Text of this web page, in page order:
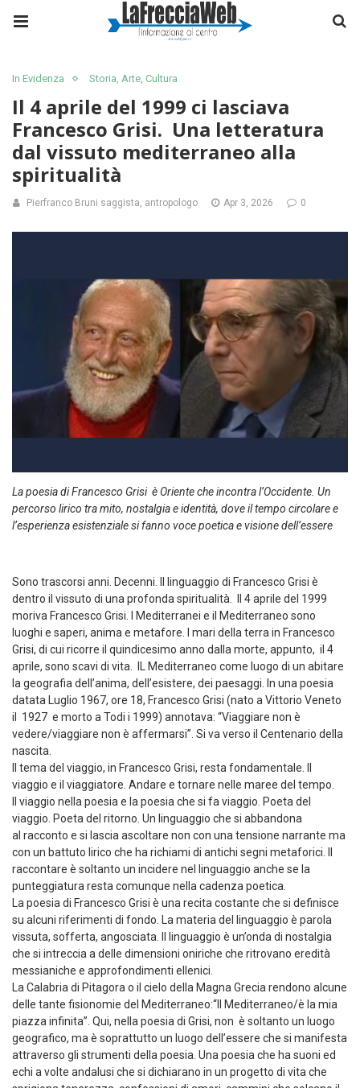
In Evidenza Storia, Arte, Cultura
Il 4 aprile del 1999 ci lasciava
Francesco Grisi. Una letteratura
dal vissuto mediterraneo alla
spiritualità
Pierfranco Bruni saggista, antropologo Apr 3, 2026 0
La poesia di Francesco Grisi è Oriente che incontra l’Occidente. Un
percorso lirico tra mito, nostalgia e identità, dove il tempo circolare e
l’esperienza esistenziale si fanno voce poetica e visione dell’essere
Sono trascorsi anni. Decenni. Il linguaggio di Francesco Grisi è
dentro il vissuto di una profonda spiritualità. Il 4 aprile del 1999
moriva Francesco Grisi. I Mediterranei e il Mediterraneo sono
luoghi e saperi, anima e metafore. I mari della terra in Francesco
Grisi, di cui ricorre il quindicesimo anno dalla morte, appunto, il 4
aprile, sono scavi di vita. IL Mediterraneo come luogo di un abitare
la geografia dell’anima, dell’esistere, dei paesaggi. In una poesia
datata Luglio 1967, ore 18, Francesco Grisi (nato a Vittorio Veneto
il 1927 e morto a Todi i 1999) annotava: “Viaggiare non è
vedere/viaggiare non è affermarsi”. Si va verso il Centenario della
nascita.
Il tema del viaggio, in Francesco Grisi, resta fondamentale. Il
viaggio e il viaggiatore. Andare e tornare nelle maree del tempo.
Il viaggio nella poesia e la poesia che si fa viaggio. Poeta del
viaggio. Poeta del ritorno. Un linguaggio che si abbandona
al racconto e si lascia ascoltare non con una tensione narrante ma
con un battuto lirico che ha richiami di antichi segni metaforici. Il
raccontare è soltanto un incidere nel linguaggio anche se la
punteggiatura resta comunque nella cadenza poetica.
La poesia di Francesco Grisi è una recita costante che si definisce
su alcuni riferimenti di fondo. La materia del linguaggio è parola
vissuta, sofferta, angosciata. Il linguaggio è un’onda di nostalgia
che si intreccia a delle dimensioni oniriche che ritrovano eredità
messianiche e approfondimenti ellenici.
La Calabria di Pitagora o il cielo della Magna Grecia rendono alcune
delle tante fisionomie del Mediterraneo:“Il Mediterraneo/è la mia
piazza infinita”. Qui, nella poesia di Grisi, non è soltanto un luogo
geografico, ma è soprattutto un luogo dell’essere che si manifesta
attraverso gli strumenti della poesia. Una poesia che ha suoni ed
echi a volte andalusi che si dichiarano in un progetto di vita che